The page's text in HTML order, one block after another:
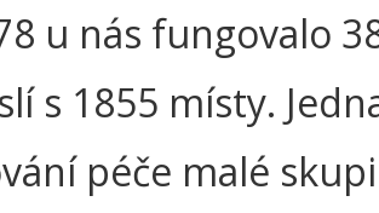
u nás fungovalo
s 1855 místy.
péče malé